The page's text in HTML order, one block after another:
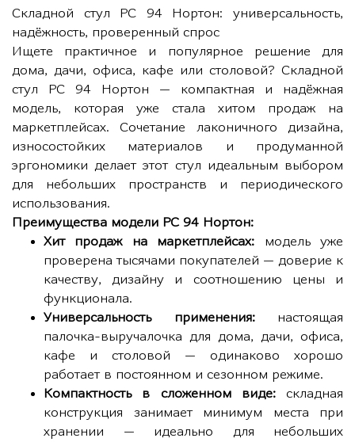
Складной стул РС 94 Нортон: универсальность,
надёжность, проверенный спрос
Ищете практичное и популярное решение для
дома, дачи, офиса, кафе или столовой? Складной
стул РС 94 Нортон — компактная и надёжная
модель, которая уже стала хитом продаж на
маркетплейсах. Сочетание лаконичного дизайна,
износостойких материалов и продуманной
эргономики делает этот стул идеальным выбором
для небольших пространств и периодического
использования.
Преимущества модели РС 94 Нортон:
Хит продаж на маркетплейсах: модель уже
проверена тысячами покупателей — доверие к
качеству, дизайну и соотношению цены и
функционала.
Универсальность применения:настоящая
палочка-выручалочка для дома, дачи, офиса,
кафе и столовой — одинаково хорошо
работает в постоянном и сезонном режиме.
Компактность в сложенном виде:складная
конструкция занимает минимум места при
хранении — идеально для небольших